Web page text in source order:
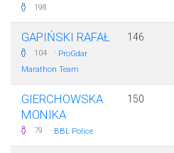
198
GAPIŃSKI RAFAŁ
104 · ProGdar
Marathon Team
146
GIERCHOWSKA
MONIKA
79 · BBL Police
150